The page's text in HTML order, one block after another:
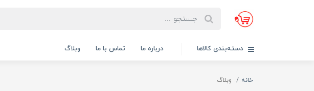
دسته‌بندی کالاها درباره ما تماس با ما وبلاگ
خانه وبلاگ